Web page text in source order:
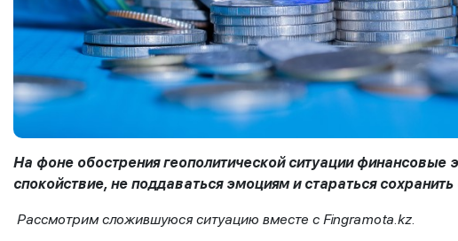
На фоне обострения геополитической ситуации
спокойствие, не поддаваться эмоциям и стараться
Рассмотрим сложившуюся ситуацию вместе с Fingramota.kz.